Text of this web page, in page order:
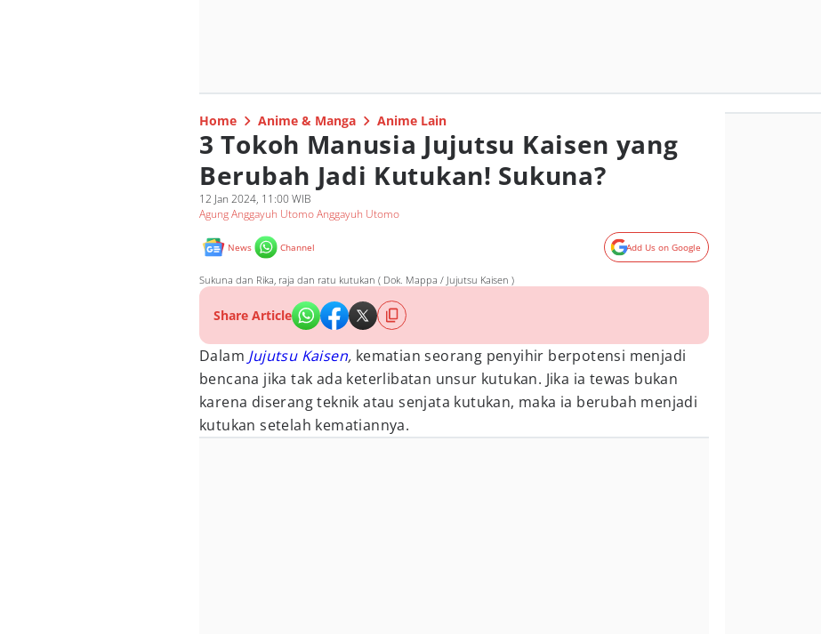
Home Anime & Manga Anime Lain
3 Tokoh Manusia Jujutsu Kaisen yang
Berubah Jadi Kutukan! Sukuna?
12 Jan 2024, 11:00 WIB
Agung Anggayuh Utomo Anggayuh Utomo
News Channel Add Us on Google
Sukuna dan Rika, raja dan ratu kutukan ( Dok. Mappa / Jujutsu Kaisen )
Share Article
Dalam Jujutsu Kaisen, kematian seorang penyihir berpotensi menjadi
bencana jika tak ada keterlibatan unsur kutukan. Jika ia tewas bukan
karena diserang teknik atau senjata kutukan, maka ia berubah menjadi
kutukan setelah kematiannya.